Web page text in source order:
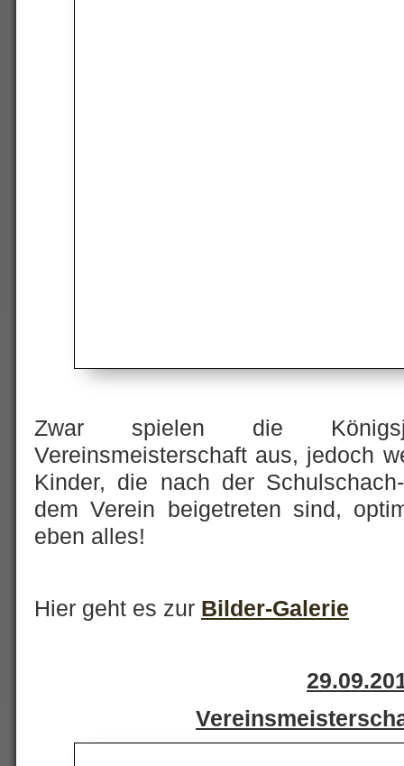
Zwar spielen die
Vereinsmeisterschaft aus, jedoch
Kinder, die nach der
dem Verein beigetreten sind,
eben alles!
Hier geht es zur Bilder-Galerie